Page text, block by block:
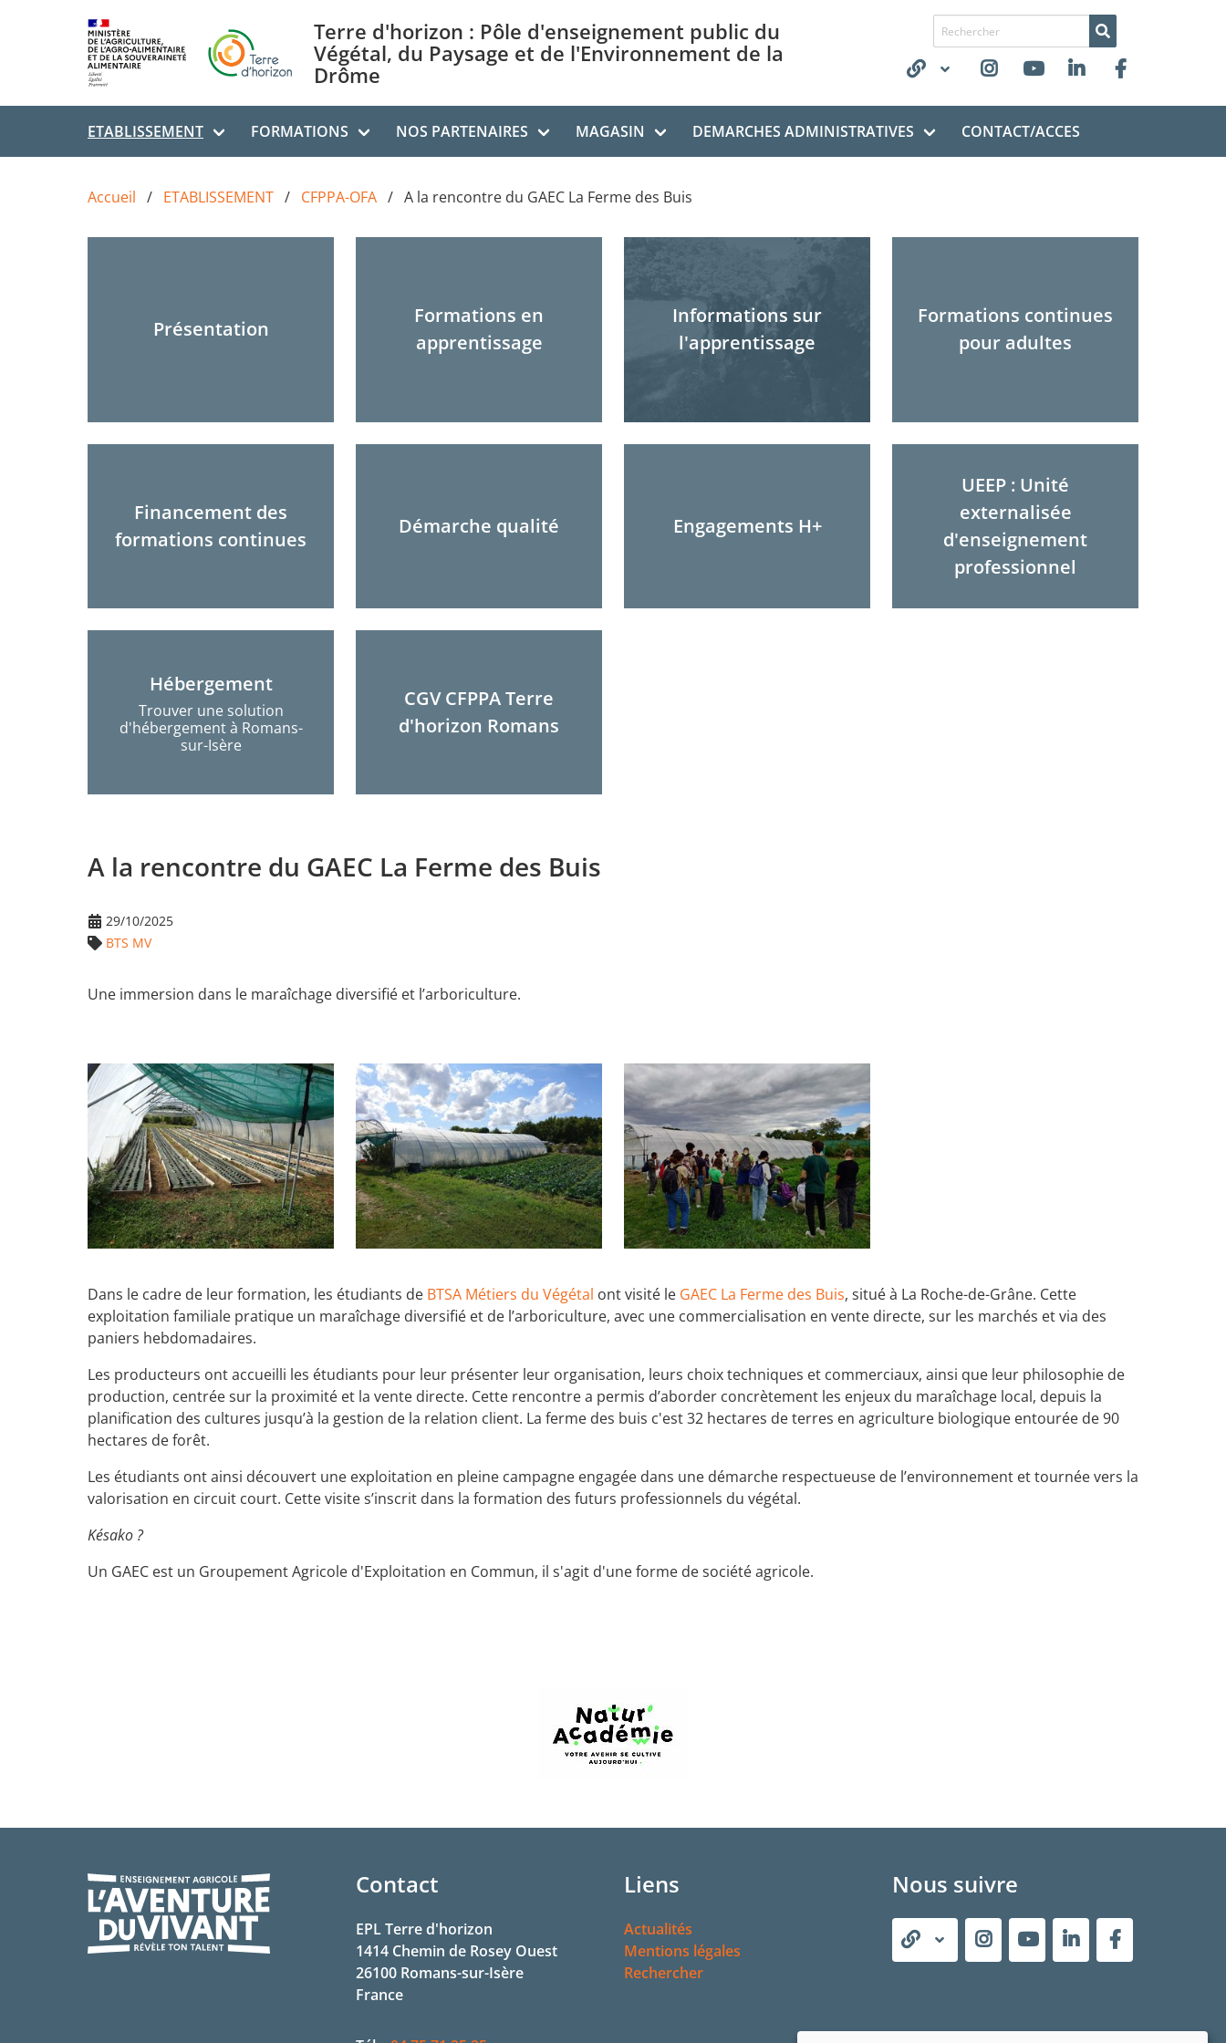
Terre d'horizon : Pôle d'enseignement public du
Végétal, du Paysage et de l'Environnement de la
Drôme
Recherche de
ETABLISSEMENT FORMATIONS NOS PARTENAIRES MAGASIN DEMARCHES ADMINISTRATIVES CONTACT/ACCES
Accueil ETABLISSEMENT CFPPA-OFA A la rencontre du GAEC La Ferme des Buis
Présentation
Formations en
apprentissage
Informations sur
l'apprentissage
Formations continues
pour adultes
Financement des
formations continues
Démarche qualité Engagements H+
UEEP : Unité
externalisée
d'enseignement
professionnel
Hébergement
Trouver une solution
d'hébergement à Romans-
sur-Isère
CGV CFPPA Terre
d'horizon Romans
A la rencontre du GAEC La Ferme des Buis
29/10/2025
BTS MV
Une immersion dans le maraîchage diversifié et l’arboriculture.
Dans le cadre de leur formation, les étudiants de BTSA Métiers du Végétal ont visité le GAEC La Ferme des Buis, situé à La Roche-de-Grâne. Cette
exploitation familiale pratique un maraîchage diversifié et de l’arboriculture, avec une commercialisation en vente directe, sur les marchés et via des
paniers hebdomadaires.
Les producteurs ont accueilli les étudiants pour leur présenter leur organisation, leurs choix techniques et commerciaux, ainsi que leur philosophie de
production, centrée sur la proximité et la vente directe. Cette rencontre a permis d’aborder concrètement les enjeux du maraîchage local, depuis la
planification des cultures jusqu’à la gestion de la relation client. La ferme des buis c'est 32 hectares de terres en agriculture biologique entourée de 90
hectares de forêt.
Les étudiants ont ainsi découvert une exploitation en pleine campagne engagée dans une démarche respectueuse de l’environnement et tournée vers la
valorisation en circuit court. Cette visite s’inscrit dans la formation des futurs professionnels du végétal.
Késako ?
Un GAEC est un Groupement Agricole d'Exploitation en Commun, il s'agit d'une forme de société agricole.
Contact
EPL Terre d'horizon
1414 Chemin de Rosey Ouest
26100 Romans-sur-Isère
France
Liens
Actualités
Mentions légales
Rechercher
Nous suivre